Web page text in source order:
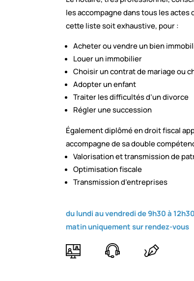
les accompagne dans tous les
cette liste soit exhaustive, pour :
Acheter ou vendre un bien
Louer un immobilier
Choisir un contrat de mariage ou
Adopter un enfant
Traiter les difficultés d’un divorce
Régler une succession
Également diplômé en droit fiscal
accompagne de sa double
Valorisation et transmission de
Optimisation fiscale
Transmission d’entreprises
du lundi au vendredi de 9h30 à
matin uniquement sur rendez-vous